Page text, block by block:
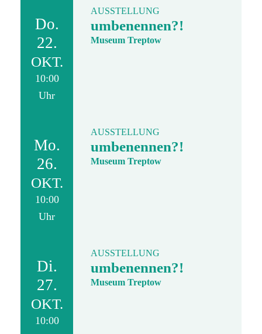
Do.
22.
OKT.
10:00
Uhr
AUSSTELLUNG
umbenennen?!
Museum Treptow
Mo.
26.
OKT.
10:00
Uhr
AUSSTELLUNG
umbenennen?!
Museum Treptow
Di.
27.
OKT.
10:00
AUSSTELLUNG
umbenennen?!
Museum Treptow